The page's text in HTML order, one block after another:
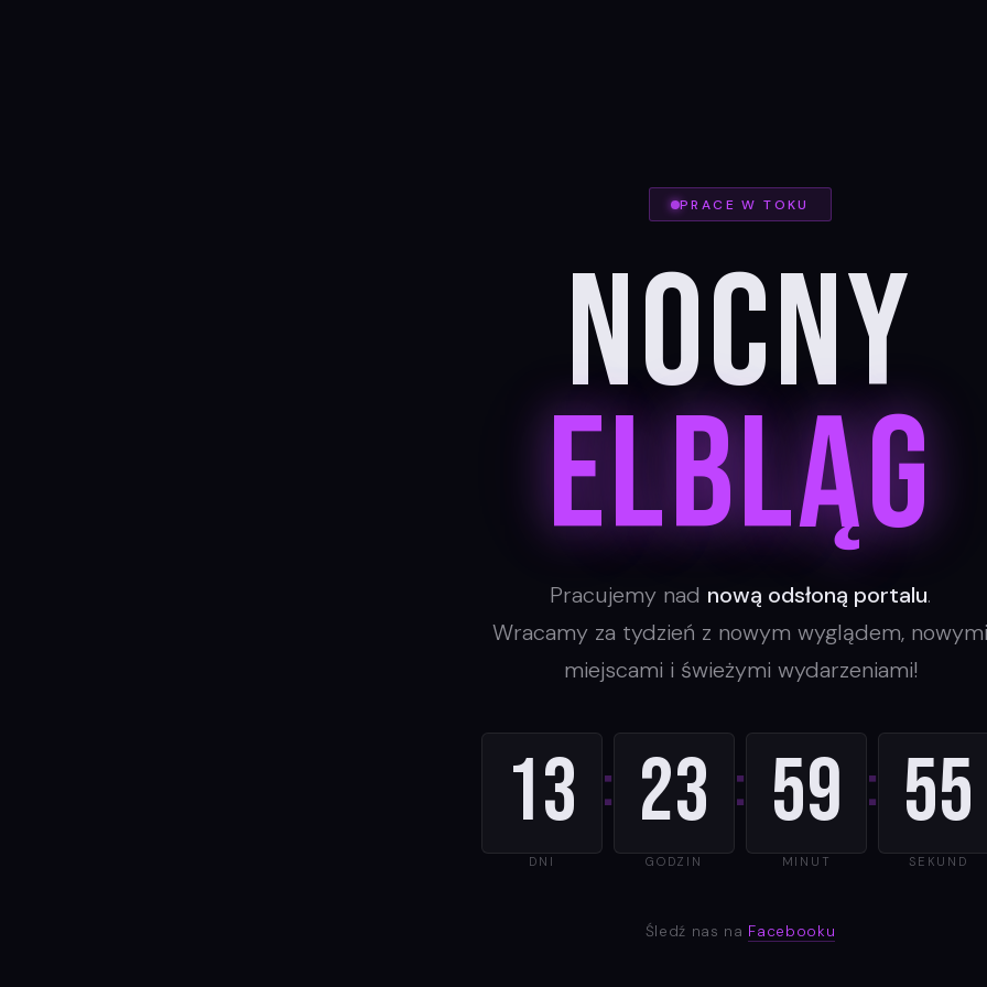
PRACE W TOKU
Nocny
Elbląg
Pracujemy nad nową odsłoną portalu.
Wracamy za tydzień z nowym wyglądem, nowymi
miejscami i świeżymi wydarzeniami!
13
DNI
: 23
GODZIN
: 59
MINUT
: 55
SEKUND
Śledź nas na Facebooku